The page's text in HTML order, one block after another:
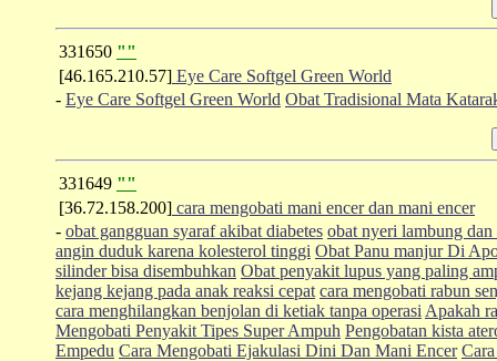
331650 ""
[46.165.210.57] Eye Care Softgel Green World
- Eye Care Softgel Green World Obat Tradisional Mata
331649 ""
[36.72.158.200] cara mengobati mani encer dan mani encer
- obat gangguan syaraf akibat diabetes obat nyeri lambung
angin duduk karena kolesterol tinggi Obat Panu manjur Di
silinder bisa disembuhkan Obat penyakit lupus yang paling
kejang kejang pada anak reaksi cepat cara mengobati rabun
cara menghilangkan benjolan di ketiak tanpa operasi Apakah
Mengobati Penyakit Tipes Super Ampuh Pengobatan kista
Empedu Cara Mengobati Ejakulasi Dini Dan Mani Encer